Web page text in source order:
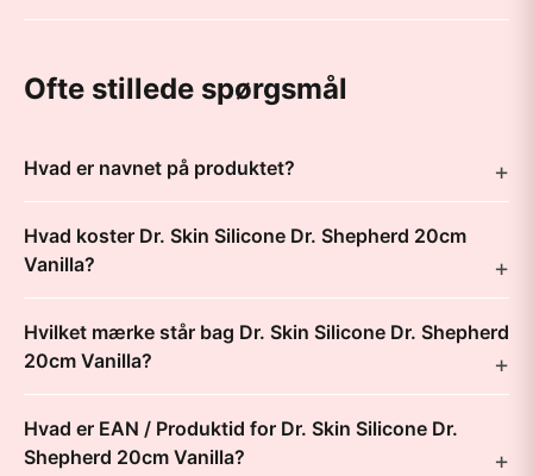
Ofte stillede spørgsmål
Hvad er navnet på produktet?
Hvad koster Dr. Skin Silicone Dr. Shepherd 20cm
Vanilla?
Hvilket mærke står bag Dr. Skin Silicone Dr. Shepherd
20cm Vanilla?
Hvad er EAN / Produktid for Dr. Skin Silicone Dr.
Shepherd 20cm Vanilla?